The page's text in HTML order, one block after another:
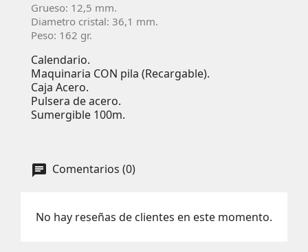
Grueso: 12,5 mm.
Diametro cristal: 36,1 mm.
Peso: 162 gr.
Calendario.
Maquinaria CON pila (Recargable).
Caja Acero.
Pulsera de acero.
Sumergible 100m.
Comentarios (0)
No hay reseñas de clientes en este momento.